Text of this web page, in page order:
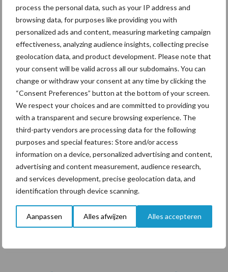
process the personal data, such as your IP address and
browsing data, for purposes like providing you with
personalized ads and content, measuring marketing campaign
effectiveness, analyzing audience insights, collecting precise
geolocation data, and product development. Please note that
your consent will be valid across all our subdomains. You can
change or withdraw your consent at any time by clicking the
“Consent Preferences” button at the bottom of your screen.
We respect your choices and are committed to providing you
with a transparent and secure browsing experience. The
third-party vendors are processing data for the following
purposes and special features: Store and/or access
information on a device, personalized advertising and content,
advertising and content measurement, audience research,
and services development, precise geolocation data, and
identification through device scanning.
Aanpassen Alles afwijzen Alles accepteren
activiteiten. Zoals zelfpluk: de verschillende rijen met allerlei
soorten fruit worden afgewisseld met bedden groenten, waar
bezoekers zelf kunnen oogsten.
Vooral in de zomer slaat dat aan, zoals een vaste klant vertelt
onder het wandelen. “Ik ga vaak met mijn moeder, die in de buurt
in een tehuis zit. We mogen naar hartenlust zelf oogsten. Zijn we